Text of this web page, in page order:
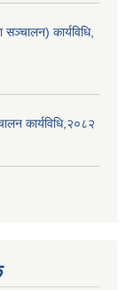
कार्यविधि,
कार्यविधि,२०८२